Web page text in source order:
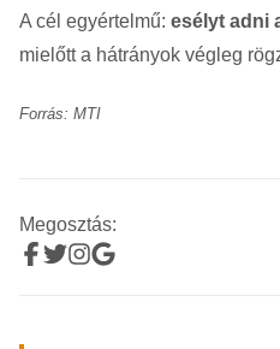
A cél egyértelmű: esélyt adni
mielőtt a hátrányok végleg
Forrás: MTI
Megosztás: